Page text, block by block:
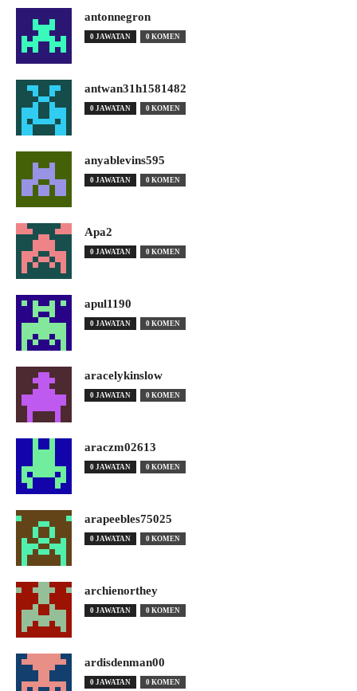
antonnegron
0 JAWATAN 0 KOMEN
antwan31h1581482
0 JAWATAN 0 KOMEN
anyablevins595
0 JAWATAN 0 KOMEN
Apa2
0 JAWATAN 0 KOMEN
apul1190
0 JAWATAN 0 KOMEN
aracelykinslow
0 JAWATAN 0 KOMEN
araczm02613
0 JAWATAN 0 KOMEN
arapeebles75025
0 JAWATAN 0 KOMEN
archienorthey
0 JAWATAN 0 KOMEN
ardisdenman00
0 JAWATAN 0 KOMEN